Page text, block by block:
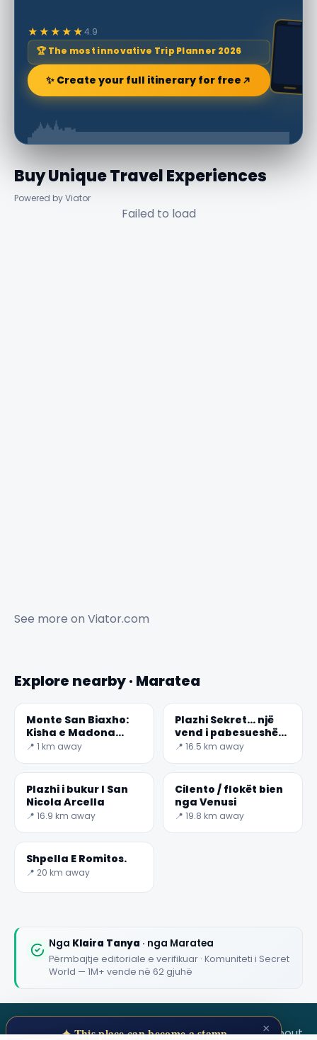
★★★★★4.9
🏆 The most innovative Trip Planner 2026
✨ Create your full itinerary for free
Buy Unique Travel Experiences
Powered by Viator
Failed to load
See more on Viator.com
Explore nearby · Maratea
Monte San Biaxho:
Kisha e Madona
della Niv
📍 1 km away
Plazhi Sekret... një
vend i pabesueshëm
sekret.
📍 16.5 km away
Plazhi i bukur I San
Nicola Arcella
📍 16.9 km away
Cilento / flokët bien
nga Venusi
📍 19.8 km away
Shpella E Romitos.
📍 20 km away
Nga Klaira Tanya · nga Maratea
Përmbajtje editoriale e verifikuar · Komuniteti i Secret
World — 1M+ vende në 62 gjuhë
SECRET WORLD TermsPrivacyAbout
★★★★★
1,000,000+ places in your pocket. Free.
×
✦ This place can become a stamp